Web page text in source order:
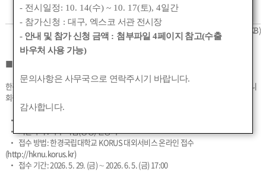
작성자 :관리자 작성일 :2026-05-26 16:09
(붙임_1)_2026-하반기_전임교원_신규채용_공고문(안)(최종).pdf
(566KB)
■ 한경국립대학교 2026학년도 하반기 식품생명공학전공 전임교원 초빙 ■
한경국립대학교 식품생명공학전공에서 신임교원을 모시고자 아래와 같이 안내하오니
회원 여러분의 많은 관심과 지원을 부탁드립니다.
• 전공분야 : 식품화학
• 지원자격 : 학부 식품(생명) 전공자
• 접수 방법: 한경국립대학교 KORUS 대외서비스 온라인 접수
(http://hknu.korus.kr)
• 접수 기간: 2026. 5. 29. (금) ∼ 2026. 6. 5. (금) 17:00
- 전시일정: 10. 14(수) ~ 10. 17(토), 4일간
- 참가신청 :대구, 엑스코 서관 전시장
- 안내 및 참가 신청 금액 : 첨부파일 4페이지 참고(수출
바우처 사용 가능)
문의사항은 사무국으로 연락주시기 바랍니다.
감사합니다.